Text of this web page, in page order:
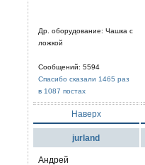
Др. оборудование: Чашка с
ложкой
Сообщений: 5594
Спасибо сказали 1465 раз
в 1087 постах
Наверх
jurland
Андрей